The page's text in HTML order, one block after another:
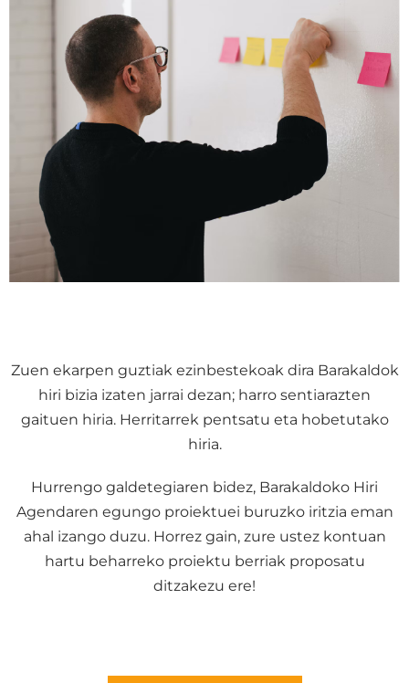
Zuen ekarpen guztiak ezinbestekoak dira Barakaldok
hiri bizia izaten jarrai dezan; harro sentiarazten
gaituen hiria. Herritarrek pentsatu eta hobetutako
hiria.
Hurrengo galdetegiaren bidez, Barakaldoko Hiri
Agendaren egungo proiektuei buruzko iritzia eman
ahal izango duzu. Horrez gain, zure ustez kontuan
hartu beharreko proiektu berriak proposatu
ditzakezu ere!